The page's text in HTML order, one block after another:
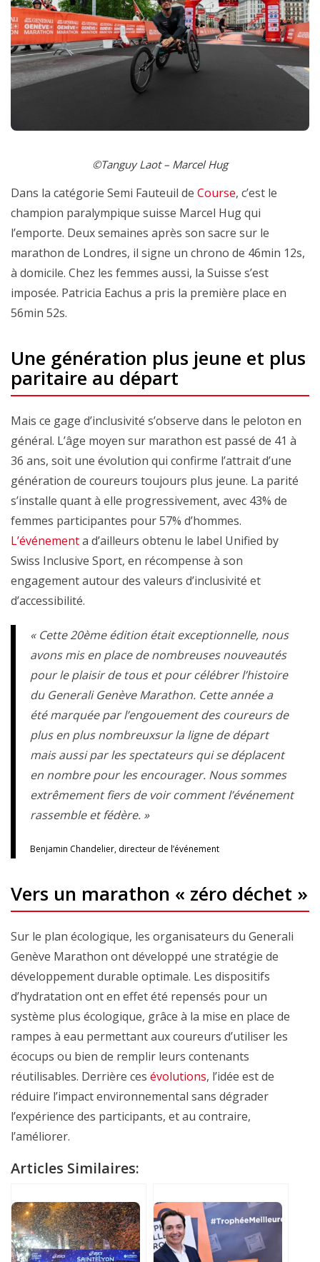
©Tanguy Laot – Marcel Hug
Dans la catégorie Semi Fauteuil de Course, c’est le
champion paralympique suisse Marcel Hug qui
l’emporte. Deux semaines après son sacre sur le
marathon de Londres, il signe un chrono de 46min 12s,
à domicile. Chez les femmes aussi, la Suisse s’est
imposée. Patricia Eachus a pris la première place en
56min 52s.
Une génération plus jeune et plus
paritaire au départ
Mais ce gage d’inclusivité s’observe dans le peloton en
général. L’âge moyen sur marathon est passé de 41 à
36 ans, soit une évolution qui confirme l’attrait d’une
génération de coureurs toujours plus jeune. La parité
s’installe quant à elle progressivement, avec 43% de
femmes participantes pour 57% d’hommes.
L’événementa d’ailleurs obtenu le label Unified by
Swiss Inclusive Sport, en récompense à son
engagement autour des valeurs d’inclusivité et
d’accessibilité.
« Cette 20ème édition était exceptionnelle, nous
avons mis en place de nombreuses nouveautés
pour le plaisir de tous et pour célébrer l’histoire
du Generali Genève Marathon. Cette année a
été marquée par l’engouement des coureurs de
plus en plus nombreuxsur la ligne de départ
mais aussi par les spectateurs qui se déplacent
en nombre pour les encourager. Nous sommes
extrêmement fiers de voir comment l’événement
rassemble et fédère. »
Benjamin Chandelier, directeur de l’événement
Vers un marathon « zéro déchet »
Sur le plan écologique, les organisateurs du Generali
Genève Marathon ont développé une stratégie de
développement durable optimale. Les dispositifs
d’hydratation ont en effet été repensés pour un
système plus écologique, grâce à la mise en place de
rampes à eau permettant aux coureurs d’utiliser les
écocups ou bien de remplir leurs contenants
réutilisables. Derrière ces évolutions, l’idée est de
réduire l’impact environnemental sans dégrader
l’expérience des participants, et au contraire,
l’améliorer.
Articles Similaires: